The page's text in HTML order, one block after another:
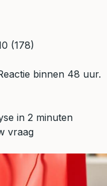
(178)
binnen 48 uur.
in 2 minuten
vraag